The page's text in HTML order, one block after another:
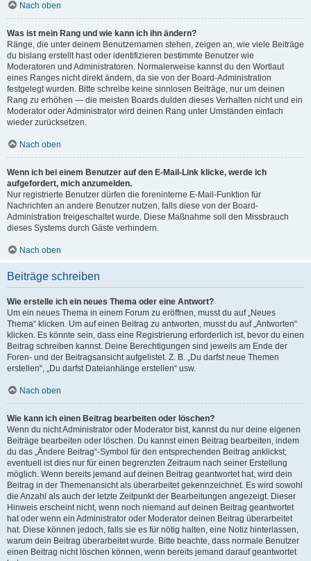
Nach oben
Was ist mein Rang und wie kann ich ihn ändern?
Ränge, die unter deinem Benutzernamen stehen, zeigen an, wie viele Beiträge
du bislang erstellt hast oder identifizieren bestimmte Benutzer wie
Moderatoren und Administratoren. Normalerweise kannst du den Wortlaut
eines Ranges nicht direkt ändern, da sie von der Board-Administration
festgelegt wurden. Bitte schreibe keine sinnlosen Beiträge, nur um deinen
Rang zu erhöhen — die meisten Boards dulden dieses Verhalten nicht und ein
Moderator oder Administrator wird deinen Rang unter Umständen einfach
wieder zurücksetzen.
Nach oben
Wenn ich bei einem Benutzer auf den E-Mail-Link klicke, werde ich
aufgefordert, mich anzumelden.
Nur registrierte Benutzer dürfen die foreninterne E-Mail-Funktion für
Nachrichten an andere Benutzer nutzen, falls diese von der Board-
Administration freigeschaltet wurde. Diese Maßnahme soll den Missbrauch
dieses Systems durch Gäste verhindern.
Nach oben
Beiträge schreiben
Wie erstelle ich ein neues Thema oder eine Antwort?
Um ein neues Thema in einem Forum zu eröffnen, musst du auf „Neues
Thema“ klicken. Um auf einen Beitrag zu antworten, musst du auf „Antworten“
klicken. Es könnte sein, dass eine Registrierung erforderlich ist, bevor du einen
Beitrag schreiben kannst. Deine Berechtigungen sind jeweils am Ende der
Foren- und der Beitragsansicht aufgelistet. Z. B. „Du darfst neue Themen
erstellen“, „Du darfst Dateianhänge erstellen“ usw.
Nach oben
Wie kann ich einen Beitrag bearbeiten oder löschen?
Wenn du nicht Administrator oder Moderator bist, kannst du nur deine eigenen
Beiträge bearbeiten oder löschen. Du kannst einen Beitrag bearbeiten, indem
du das „Ändere Beitrag“-Symbol für den entsprechenden Beitrag anklickst;
eventuell ist dies nur für einen begrenzten Zeitraum nach seiner Erstellung
möglich. Wenn bereits jemand auf deinen Beitrag geantwortet hat, wird dein
Beitrag in der Themenansicht als überarbeitet gekennzeichnet. Es wird sowohl
die Anzahl als auch der letzte Zeitpunkt der Bearbeitungen angezeigt. Dieser
Hinweis erscheint nicht, wenn noch niemand auf deinen Beitrag geantwortet
hat oder wenn ein Administrator oder Moderator deinen Beitrag überarbeitet
hat. Diese können jedoch, falls sie es für nötig halten, eine Notiz hinterlassen,
warum dein Beitrag überarbeitet wurde. Bitte beachte, dass normale Benutzer
einen Beitrag nicht löschen können, wenn bereits jemand darauf geantwortet